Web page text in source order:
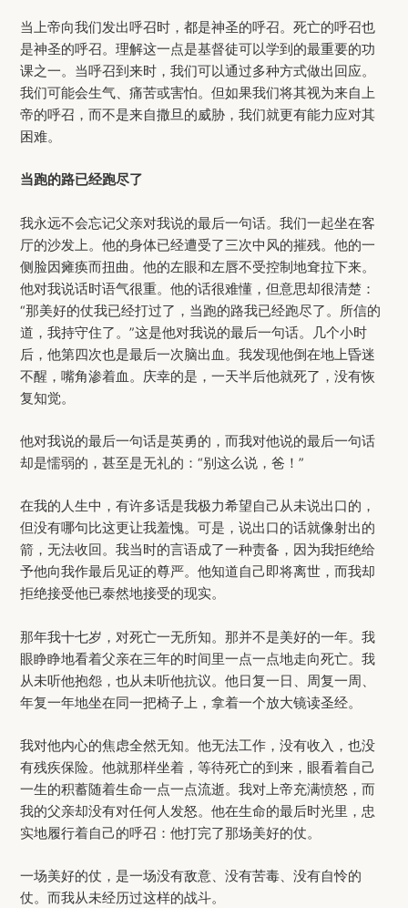
当上帝向我们发出呼召时，都是神圣的呼召。死亡的呼召也
是神圣的呼召。理解这一点是基督徒可以学到的最重要的功
课之一。当呼召到来时，我们可以通过多种方式做出回应。
我们可能会生气、痛苦或害怕。但如果我们将其视为来自上
帝的呼召，而不是来自撒旦的威胁，我们就更有能力应对其
困难。
当跑的路已经跑尽了
我永远不会忘记父亲对我说的最后一句话。我们一起坐在客
厅的沙发上。他的身体已经遭受了三次中风的摧残。他的一
侧脸因瘫痪而扭曲。他的左眼和左唇不受控制地耷拉下来。
他对我说话时语气很重。他的话很难懂，但意思却很清楚：
“那美好的仗我已经打过了，当跑的路我已经跑尽了。所信的
道，我持守住了。”这是他对我说的最后一句话。几个小时
后，他第四次也是最后一次脑出血。我发现他倒在地上昏迷
不醒，嘴角渗着血。庆幸的是，一天半后他就死了，没有恢
复知觉。
他对我说的最后一句话是英勇的，而我对他说的最后一句话
却是懦弱的，甚至是无礼的：“别这么说，爸！”
在我的人生中，有许多话是我极力希望自己从未说出口的，
但没有哪句比这更让我羞愧。可是，说出口的话就像射出的
箭，无法收回。我当时的言语成了一种责备，因为我拒绝给
予他向我作最后见证的尊严。他知道自己即将离世，而我却
拒绝接受他已泰然地接受的现实。
那年我十七岁，对死亡一无所知。那并不是美好的一年。我
眼睁睁地看着父亲在三年的时间里一点一点地走向死亡。我
从未听他抱怨，也从未听他抗议。他日复一日、周复一周、
年复一年地坐在同一把椅子上，拿着一个放大镜读圣经。
我对他内心的焦虑全然无知。他无法工作，没有收入，也没
有残疾保险。他就那样坐着，等待死亡的到来，眼看着自己
一生的积蓄随着生命一点一点流逝。我对上帝充满愤怒，而
我的父亲却没有对任何人发怒。他在生命的最后时光里，忠
实地履行着自己的呼召：他打完了那场美好的仗。
一场美好的仗，是一场没有敌意、没有苦毒、没有自怜的
仗。而我从未经历过这样的战斗。